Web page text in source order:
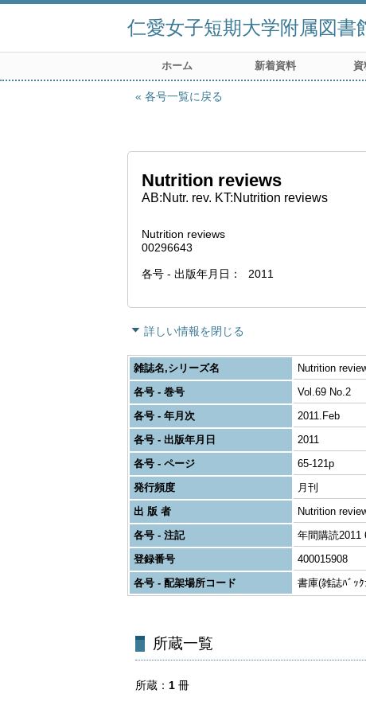
仁愛女子短期大学附属図書
ホーム 新着資料
各号一覧に戻る
Nutrition reviews
AB:Nutr. rev. KT:Nutrition reviews
Nutrition reviews
00296643
各号 - 出版年月日 2011
詳しい情報を閉じる
雑誌名,シリーズ名
Nutrition
各号 - 巻号
Vol.69 No.2
各号 - 年月次
2011.Feb
各号 - 出版年月日
2011
各号 - ページ
65-121p
発行頻度
月刊
出 版 者
Nutrition
各号 - 注記
年間購読2011
登録番号
400015908
各号 - 配架場所コード
書庫(雑誌ﾊﾞｯ
所蔵一覧
所蔵 1 冊